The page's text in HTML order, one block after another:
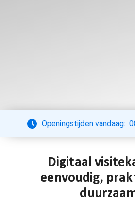
Openingstijden vandaag:
Digitaal
eenvoudig,